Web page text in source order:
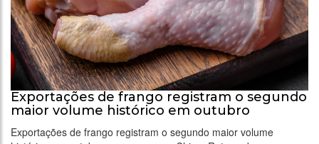
Exportações de frango registram o segundo
maior volume histórico em outubro
Exportações de frango registram o segundo maior volume